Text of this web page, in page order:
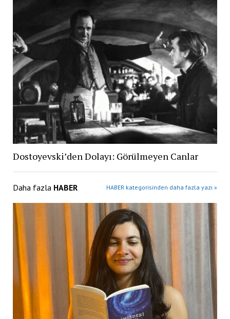
Dostoyevski’den Dolayı: Görülmeyen Canlar
Daha fazla HABER HABER kategorisinden daha fazla yazı »